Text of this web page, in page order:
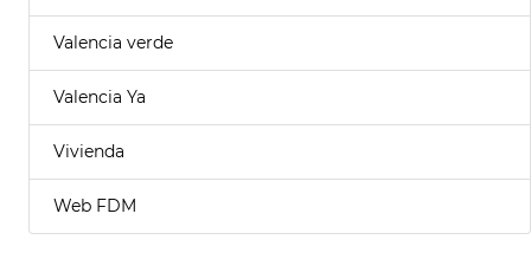
Valencia verde
Valencia Ya
Vivienda
Web FDM